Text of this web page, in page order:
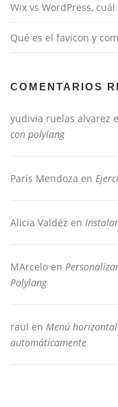
Wix vs WordPress,
Qué es el favicon y
COMENTARIOS
yudivia ruelas alvarez
con polylang
Paris Mendoza en
Alicia Valdéz en
MArcelo en
Polylang
raul en Menú horizontal
automáticamente